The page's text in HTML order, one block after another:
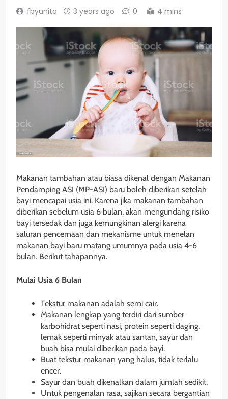
fbyunita 3 years ago 0 4 mins
Makanan tambahan atau biasa dikenal dengan Makanan
Pendamping ASI (MP-ASI) baru boleh diberikan setelah
bayi mencapai usia ini. Karena jika makanan tambahan
diberikan sebelum usia 6 bulan, akan mengundang risiko
bayi tersedak dan juga kemungkinan alergi karena
saluran pencernaan dan mekanisme untuk menelan
makanan bayi baru matang umumnya pada usia 4-6
bulan. Berikut tahapannya.
Mulai Usia 6 Bulan
Tekstur makanan adalah semi cair.
Makanan lengkap yang terdiri dari sumber
karbohidrat seperti nasi, protein seperti daging,
lemak seperti minyak atau santan, sayur dan
buah bisa mulai diberikan pada bayi.
Buat tekstur makanan yang halus, tidak terlalu
encer.
Sayur dan buah dikenalkan dalam jumlah sedikit.
Untuk pengenalan rasa, sajikan secara bergantian